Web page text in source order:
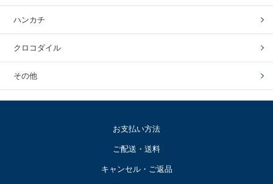
ハンカチ
クロコダイル
その他
お支払い方法
ご配送・送料
キャンセル・ご返品